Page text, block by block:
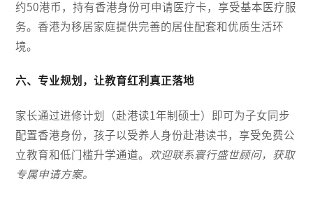
约50港币，持有香港身份可申请医疗卡，享受基本医疗服
务。香港为移居家庭提供完善的居住配套和优质生活环
境。
六、专业规划，让教育红利真正落地
家长通过进修计划（赴港读1年制硕士）即可为子女同步
配置香港身份，孩子以受养人身份赴港读书，享受免费公
立教育和低门槛升学通道。
欢迎联系寰行盛世顾问，获取
专属申请方案。